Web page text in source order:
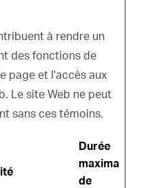
à rendre un
des fonctions de
page et l'accès aux
Le site Web ne peut
sans ces témoins.
Durée
maximale
de